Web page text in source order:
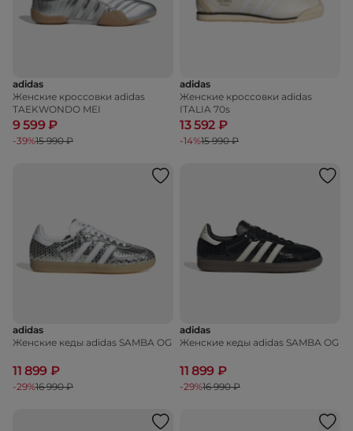
adidas
Женские кроссовки adidas
TAEKWONDO MEI
9 599 ₽
-39%15 990 ₽
adidas
Женские кроссовки adidas
ITALIA 70s
13 592 ₽
-14%15 990 ₽
adidas
Женские кеды adidas SAMBA OG
11 899 ₽
-29%16 990 ₽
adidas
Женские кеды adidas SAMBA OG
11 899 ₽
-29%16 990 ₽